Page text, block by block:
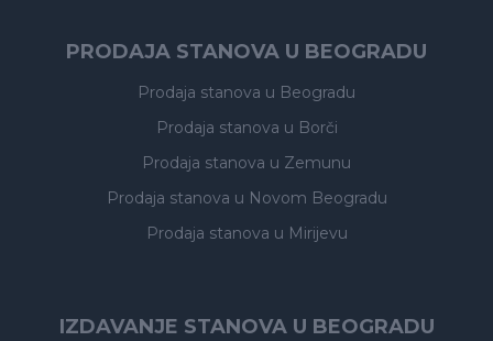
PRODAJA STANOVA U BEOGRADU
Prodaja stanova u Beogradu
Prodaja stanova u Borči
Prodaja stanova u Zemunu
Prodaja stanova u Novom Beogradu
Prodaja stanova u Mirijevu
IZDAVANJE STANOVA U BEOGRADU